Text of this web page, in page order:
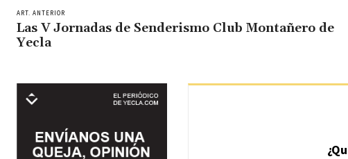
ART. ANTERIOR
Las V Jornadas de Senderismo Club Montañero de
Yecla